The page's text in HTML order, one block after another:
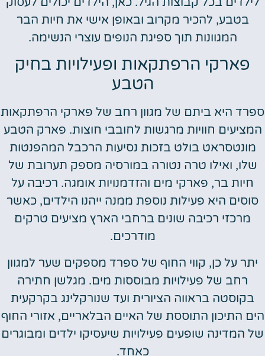
בטבע, להכיר מקרוב ובאופן אישי את חיות הבר
המגוונות תוך ספיגת הנופים עוצרי הנשימה.
פארקי הרפתקאות ופעילויות בחיק
הטבע
היא ביתם של מגוון רחב של פארקי הרפתקאות
חוויות מרגשות לחובבי חוצות. פארק הטבע
מונטסראט בולט בזכות נסיעות הרכבל המהפנטות
שלו, ואילו טרה נטורה במורסיה מספק תערובת של
חיות בר, פארקי מים והזדמנויות אומגה. רכיבה על
סוסים היא פעילות נוספת ממנה ייהנו הילדים, כאשר
מרכזי רכיבה שונים ברחבי הארץ מציעים טרקים
מודרכים.
יתר על כן, קווי החוף של ספרד מספקים שער למגוון
רחב של פעילויות מבוססות מים. מגלשן חתירה
בקוסטה בראווה הציורית ועד שנורקלינג בקרקעית
התיכון התוססת של האיים הבלאריים, אזורי החוף
המדינה שופעים פעילויות שיעסיקו ילדים ומבוגרים
כאחד.